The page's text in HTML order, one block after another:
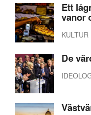
Ett
vanor
KULTUR
De